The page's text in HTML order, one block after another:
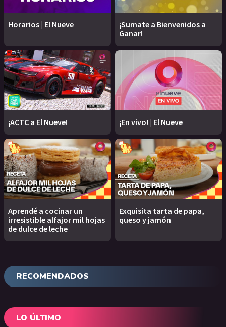
Horarios | El Nueve
¡Sumate a Bienvenidos a
Ganar!
¡ACTC a El Nueve! ¡En vivo! | El Nueve
Aprendé a cocinar un
irresistible alfajor mil hojas
de dulce de leche
Exquisita tarta de papa,
queso y jamón
RECOMENDADOS
LO ÚLTIMO